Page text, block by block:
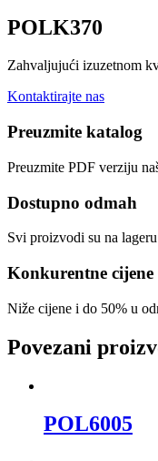
POLK370
Zahvaljujući izuzetnom
Kontaktirajte nas
Preuzmite katalog
Preuzmite PDF verziju
Dostupno odmah
Svi proizvodi su na
Konkurentne cijene
Niže cijene i do 50% u
Povezani
POL6005